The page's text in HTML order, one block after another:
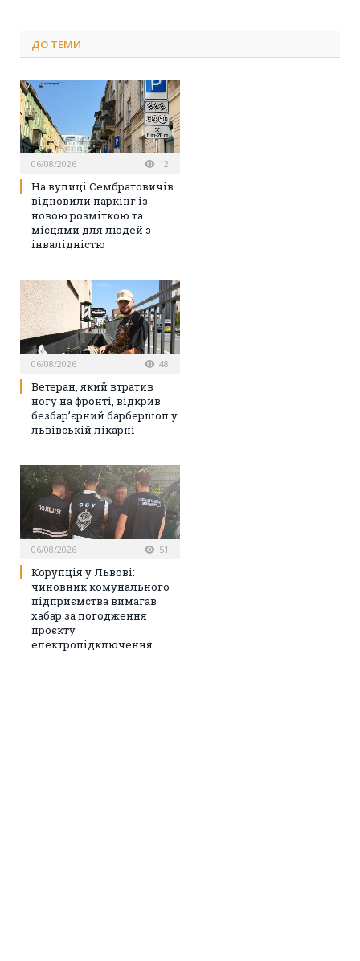
ДО ТЕМИ
06/08/2026 12
На вулиці Сембратовичів
відновили паркінг із
новою розміткою та
місцями для людей з
інвалідністю
06/08/2026 48
Ветеран, який втратив
ногу на фронті, відкрив
безбар’єрний барбершоп у
львівській лікарні
06/08/2026 51
Корупція у Львові:
чиновник комунального
підприємства вимагав
хабар за погодження
проєкту
електропідключення